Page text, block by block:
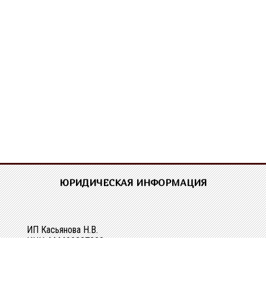
ЮРИДИЧЕСКАЯ ИНФОРМАЦИЯ
ИП Касьянова Н.В.
ИНН 444400337228